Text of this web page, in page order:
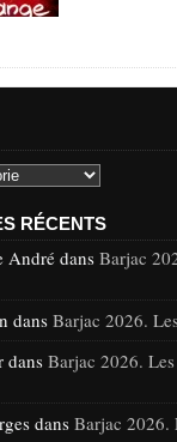
RÉCENTS
André dans Barjac
dans Barjac 2026.
dans Barjac 2026.
dans Barjac 2026.